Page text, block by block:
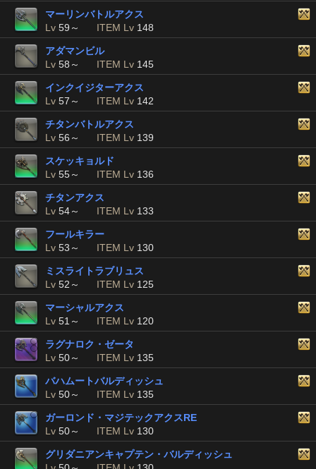
マーリンバトルアクス
Lv 59～ ITEM Lv 148
アダマンビル
Lv 58～ ITEM Lv 145
インクイジターアクス
Lv 57～ ITEM Lv 142
チタンバトルアクス
Lv 56～ ITEM Lv 139
スケッキョルド
Lv 55～ ITEM Lv 136
チタンアクス
Lv 54～ ITEM Lv 133
フールキラー
Lv 53～ ITEM Lv 130
ミスライトラブリュス
Lv 52～ ITEM Lv 125
マーシャルアクス
Lv 51～ ITEM Lv 120
ラグナロク・ゼータ
Lv 50～ ITEM Lv 135
バハムートバルディッシュ
Lv 50～ ITEM Lv 135
ガーロンド・マジテックアクスRE
Lv 50～ ITEM Lv 130
グリダニアンキャプテン・バルディッシュ